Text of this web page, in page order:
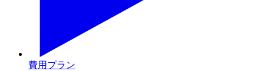
費用プラン